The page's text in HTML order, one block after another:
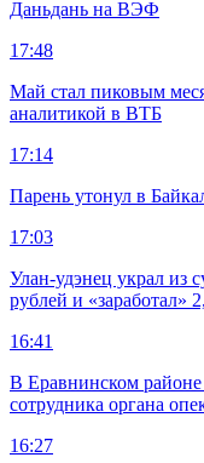
Даньдань на ВЭФ
17:48
Май стал пиковым
аналитикой в ВТБ
17:14
Парень утонул в
17:03
Улан-удэнец украл из
рублей и «заработал»
16:41
В Еравнинском
сотрудника органа
16:27